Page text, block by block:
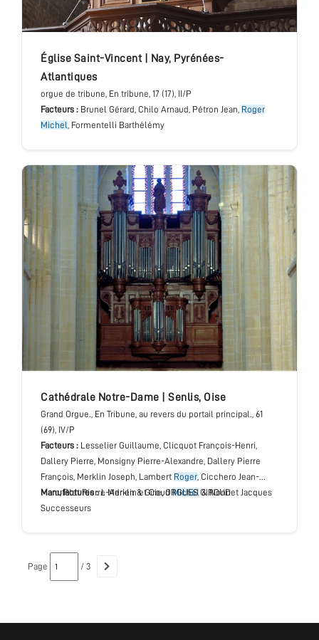
église Saint-Vincent| Nay, Pyrénées-
Atlantiques
orgue de tribune, En tribune, 17 (17), II/P
Facteurs : Brunel Gérard, Chilo Arnaud, Pétron Jean, Roger
Michel , Formentelli Barthélémy
cathédrale Notre-Dame Senlis, Oise
Grand Orgue., En Tribune, au revers du portail principal., 61
(69), IV/P
Facteurs : Lesselier Guillaume, Clicquot François-Henri,
Dallery Pierre, Monsigny Pierre-Alexandre, Dallery Pierre
François, Merklin Joseph, Lambert Roger, Cicchero Jean-
Marc, Plet Pierre-Adrien & GiroudMichel & Nonnet Jacques
Manufactures : J. Merklin et Cie, ORGUES GIROUD
Successeurs
Page / 3